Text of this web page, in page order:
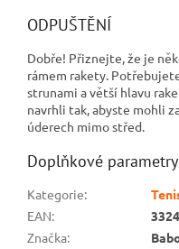
ODPUŠTĚNÍ
Dobře! Přiznejte, že je
rámem rakety.
strunami a větší hlavu
navrhli tak, abyste mohli
úderech mimo střed.
Doplňkové parametry
Kategorie:
EAN:
Značka: